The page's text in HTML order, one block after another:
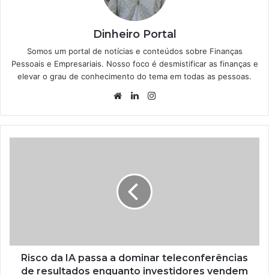
Dinheiro Portal
Somos um portal de notícias e conteúdos sobre Finanças
Pessoais e Empresariais. Nosso foco é desmistificar as finanças e
elevar o grau de conhecimento do tema em todas as pessoas.
WebsiteLinkedin
Risco da IA passa a dominar teleconferências
de resultados enquanto investidores vendem